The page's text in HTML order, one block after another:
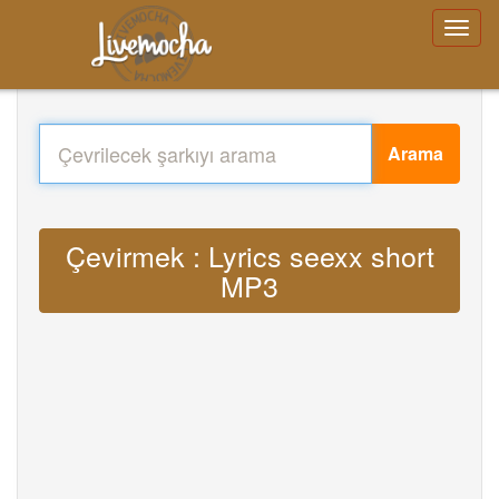
Arama
Çevirmek : Lyrics seexx short
MP3